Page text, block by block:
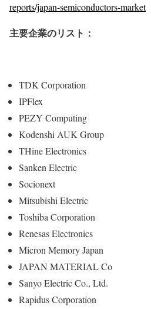
reports/japan-semiconductors-market
主要企業のリスト：
TDK Corporation
IPFlex
PEZY Computing
Kodenshi AUK Group
THine Electronics
Sanken Electric
Socionext
Mitsubishi Electric
Toshiba Corporation
Renesas Electronics
Micron Memory Japan
JAPAN MATERIAL Co
Sanyo Electric Co., Ltd.
Rapidus Corporation